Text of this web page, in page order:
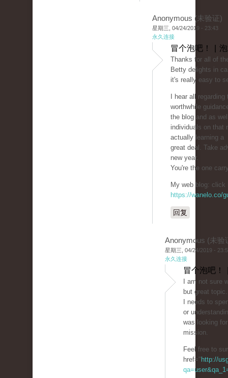
Anonymous (未验证)
星期三, 04/24/2019 - 23:43
永久连接
冒个泡吧！ |
Thanks for all of
Betty delights in
it's really easy to
I hear all
worthwhile
the blog and as
individuals on that
actually learning a
great deal. Take
new year.
You're the one
My web blog: click
https://wanelo.co/
回复
Anonymous (未验
星期三, 04/24/2019 -
永久连接
冒个泡吧！
I am not sure
but great topic.
I needs to
or
was looking
mission.
Feel free to
href=" http://